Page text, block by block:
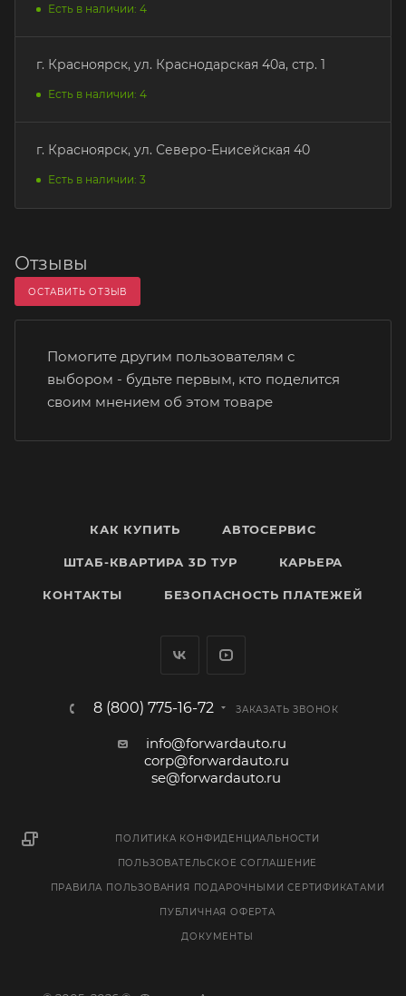
Есть в наличии: 4
г. Красноярск, ул. Краснодарская 40а, стр. 1
Есть в наличии: 4
г. Красноярск, ул. Северо-Енисейская 40
Есть в наличии: 3
Отзывы
ОСТАВИТЬ ОТЗЫВ
Помогите другим пользователям с
выбором - будьте первым, кто поделится
своим мнением об этом товаре
КАК КУПИТЬ АВТОСЕРВИС
ШТАБ-КВАРТИРА 3D ТУР КАРЬЕРА
КОНТАКТЫ БЕЗОПАСНОСТЬ ПЛАТЕЖЕЙ
8 (800) 775-16-72 ЗАКАЗАТЬ ЗВОНОК
info@forwardauto.ru
corp@forwardauto.ru
se@forwardauto.ru
ПОЛИТИКА КОНФИДЕНЦИАЛЬНОСТИ
ПОЛЬЗОВАТЕЛЬСКОЕ СОГЛАШЕНИЕ
ПРАВИЛА ПОЛЬЗОВАНИЯ ПОДАРОЧНЫМИ СЕРТИФИКАТАМИ
ПУБЛИЧНАЯ ОФЕРТА
ДОКУМЕНТЫ